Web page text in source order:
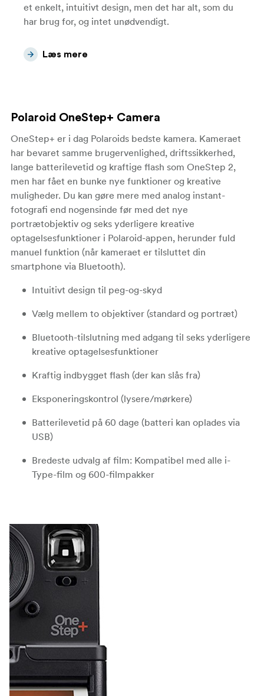
et enkelt, intuitivt design, men det har alt, som du
har brug for, og intet unødvendigt.
Læs mere
Polaroid OneStep+ Camera
OneStep+ er i dag Polaroids bedste kamera. Kameraet
har bevaret samme brugervenlighed, driftssikkerhed,
lange batterilevetid og kraftige flash som OneStep 2,
men har fået en bunke nye funktioner og kreative
muligheder. Du kan gøre mere med analog instant-
fotografi end nogensinde før med det nye
portrætobjektiv og seks yderligere kreative
optagelsesfunktioner i Polaroid-appen, herunder fuld
manuel funktion (når kameraet er tilsluttet din
smartphone via Bluetooth).
Intuitivt design til peg-og-skyd
Vælg mellem to objektiver (standard og portræt)
Bluetooth-tilslutning med adgang til seks yderligere
kreative optagelsesfunktioner
Kraftig indbygget flash (der kan slås fra)
Eksponeringskontrol (lysere/mørkere)
Batterilevetid på 60 dage (batteri kan oplades via
USB)
Bredeste udvalg af film: Kompatibel med alle i-
Type-film og 600-filmpakker